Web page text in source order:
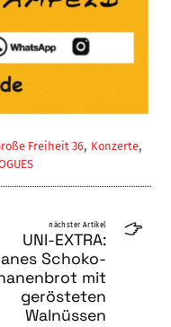
Freiheit 36, Konzerte,
nächster Artikel
UNI-EXTRA:
Schoko-
mit
gerösteten
Walnüssen